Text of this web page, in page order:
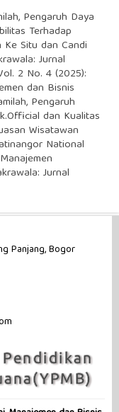
Pengaruh Daya
Terhadap
Situ dan Candi
Jurnal
2 No. 4 (2025):
dan Bisnis
Pengaruh
dan Kualitas
Wisatawan
National
Jurnal
Panjang, Bogor